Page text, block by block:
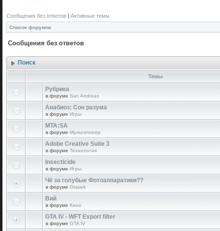
Сообщения без ответов | Активные темы
Список форумов
Сообщения без ответов
Поиск
Темы
Рубрика
в форуме San Andreas
Анабиоз: Сон разума
в форуме Игры
MTA:SA
в форуме Мультиплеер
Adobe Creative Suite 3
в форуме Технология
Insecticide
в форуме Игры
Чё за голубые Фотоаппаратики??
в форуме Gtalark
Вий
в форуме Кино
GTA IV - WFT Export filter
в форуме GTA IV